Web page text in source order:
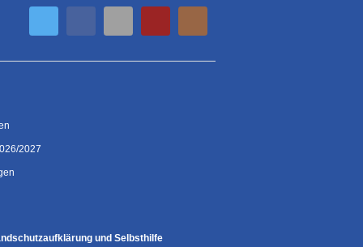
2027
und Selbsthilfe